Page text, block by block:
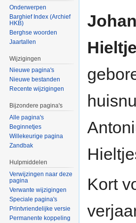
Kort
Onderwerpen
Barghief Index (Archief
HKB)
Berghse woorden
Jaartallen
Wijzigingen
Nieuwe pagina's
Nieuwe bestanden
Recente wijzigingen
Bijzondere pagina's
Alle pagina's
Beginnetjes
Willekeurige pagina
Zandbak
Hulpmiddelen
Verwijzingen naar deze
pagina
Verwante wijzigingen
Speciale pagina's
Printvriendelijke versie
Permanente koppeling